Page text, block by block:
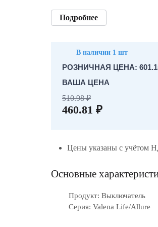
Подробнее
В наличии 1 шт
РОЗНИЧНАЯ ЦЕНА:
ВАША ЦЕНА
510.98 ₽
460.81 ₽
Цены указаны с учётом
Основные
Продукт: Выключатель
Серия: Valena Life/Allure